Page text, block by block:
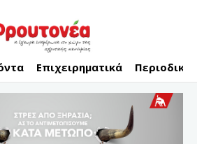
Επιχειρηματικά Περιοδικό